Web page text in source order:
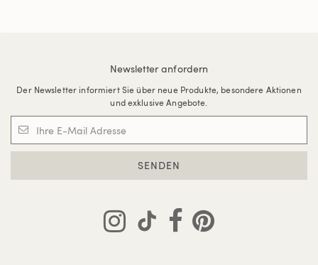
Newsletter anfordern
Der Newsletter informiert Sie über neue Produkte, besondere Aktionen
und exklusive Angebote.
SENDEN